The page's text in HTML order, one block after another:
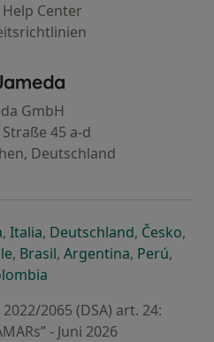
Help Center
Jameda - Startseite
GmbH
45 a-d
Deutschland
Registerkarte
neuen Registerkarte
öffnet in einer neuen
, Italiaöffnet in einer neuen
, Deutschlandöffnet in
, Česko,
neuen Registerkarte
in einer neuen Registerkarte
öffnet in einer neuen
, Brasilöffnet in einer neuen
, Argentinaöffnet in
, Perúöffnet
,
2022/2065 (DSA) art. 24:
- Juni 2026